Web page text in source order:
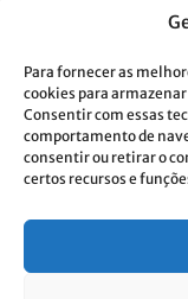
Para fornecer as
cookies para
Consentir com essas
comportamento de
consentir ou retirar o
certos recursos e
Dou
política de
A Costa Verde está
Cliqueaquie conheça a